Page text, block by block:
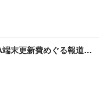
端末更新費めぐる報道…